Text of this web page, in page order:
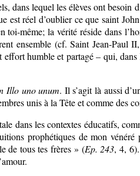
lequel les élèves ont
est réel d’oublier ce que saint
même; la vérité réside dans
ensemble (cf. Saint Jean-Paul
humble et partagé – qui,
Illo uno unum. Il s’agit là aussi
unis à la Tête et comme des
dans les contextes éducatifs,
prophétiques de mon vénéré
de tous tes frères » (Ep. 243, 4,